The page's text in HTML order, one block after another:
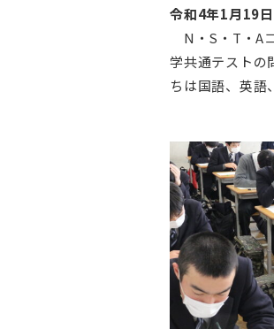
令和4年1月19
N・S・T・A
学共通テストの
ちは国語、英語